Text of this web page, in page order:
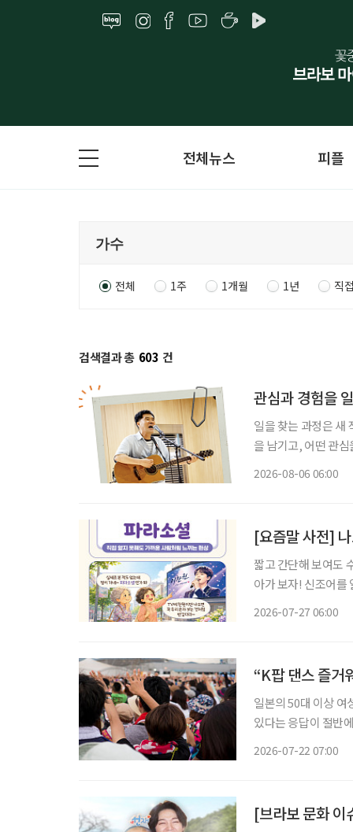
전체뉴스 피플
전체 1주 1개월 1년 직
검색결과 총 603 건
관심과 경험을
일을 찾는 과정은 새
을 남기고, 어떤 관
2026-08-06 06:00
[요즘말 사전]
짧고 간단해 보여도
아가 보자! 신조어를
2026-07-27 06:00
“K팝 댄스 즐거
일본의 50대 이상 여
있다는 응답이 절반
2026-07-22 07:00
[브라보 문화 이